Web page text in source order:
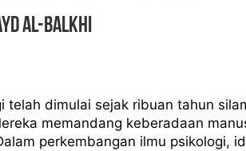
al-Balkhi
telah dimulai sejak ribuan tahun
memandang keberadaan
perkembangan ilmu psikologi,